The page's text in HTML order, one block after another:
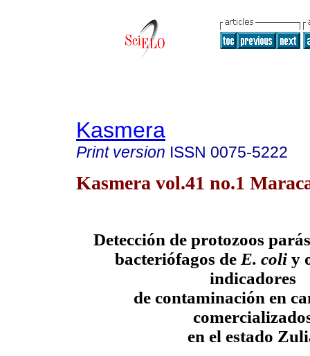
Kasmera
Print version ISSN 0075-5222
Kasmera vol.41 no.1
Detección de protozoos
bacteriófagos de E. coliy
indicadores
de contaminación en
en el estado